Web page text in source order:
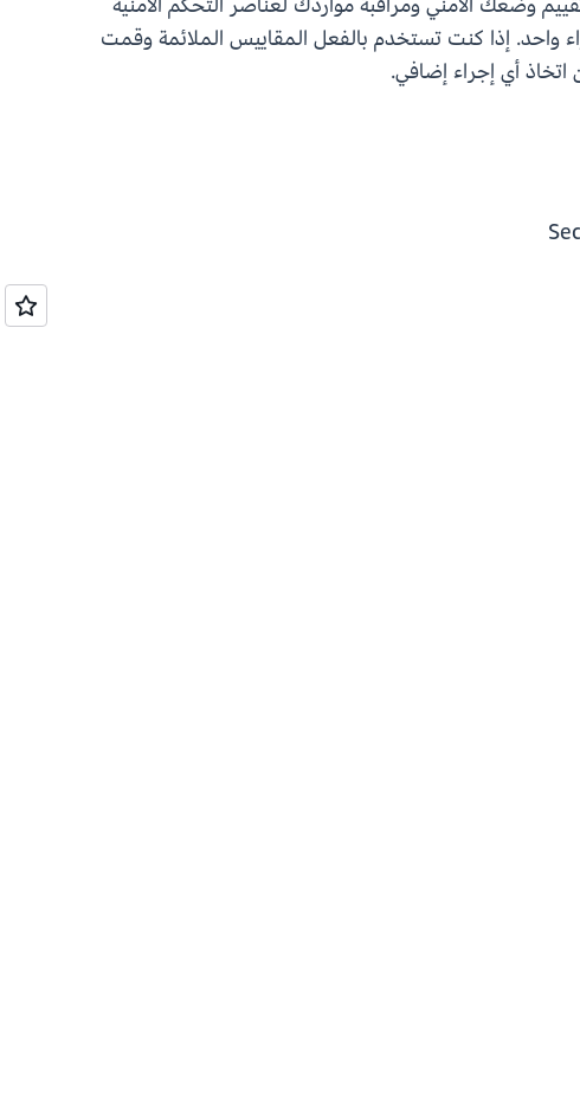
واحد. إذا كنت تستخدم بالفعل المقاييس الملائمة وقمت